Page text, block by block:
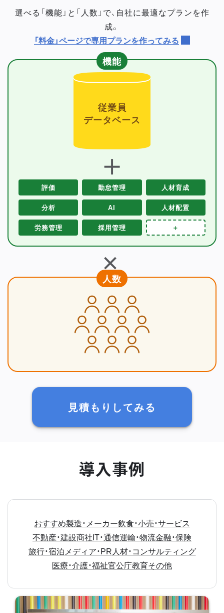
選べる「機能」と「人数」で、自社に最適なプランを作
成。
「料金」ページで専用プランを作ってみる
機能
従業員
データベース
＋
評価 勤怠管理 人材育成
分析 AI 人材配置
労務管理 採用管理 ＋
＋
人数
見積もりしてみる
導入事例
おすすめ製造・メーカー飲食・小売・サービス
不動産・建設商社IT・通信運輸・物流金融・保険
旅行・宿泊 メディア・PR人材・コンサルティング
医療・介護・福祉官公庁教育その他